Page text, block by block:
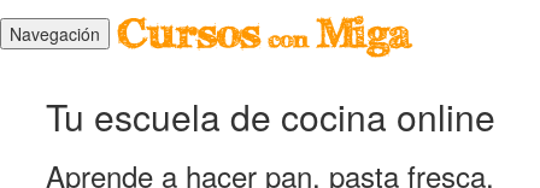
Navegación
Tu escuela de cocina online
Aprende a hacer pan, pasta fresca,